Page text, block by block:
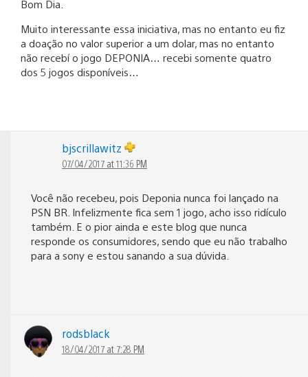
Bom Dia.
Muito interessante essa iniciativa, mas no entanto eu fiz
a doação no valor superior a um dolar, mas no entanto
não recebí o jogo DEPONIA… recebi somente quatro
dos 5 jogos disponíveis…
bjscrillawitz
07/04/2017 at 11:36 PM
Você não recebeu, pois Deponia nunca foi lançado na
PSN BR. Infelizmente fica sem 1 jogo, acho isso ridículo
também. E o pior ainda e este blog que nunca
responde os consumidores, sendo que eu não trabalho
para a sony e estou sanando a sua dúvida.
rodsblack
18/04/2017 at 7:28 PM